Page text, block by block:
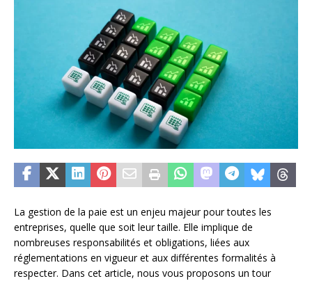
La gestion de la paie est un enjeu majeur pour toutes les
entreprises, quelle que soit leur taille. Elle implique de
nombreuses responsabilités et obligations, liées aux
réglementations en vigueur et aux différentes formalités à
respecter. Dans cet article, nous vous proposons un tour